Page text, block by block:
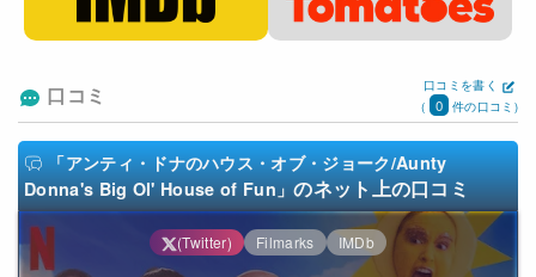
口コミ
口コミを書く
(
0 件の口コミ)
「アンティ・ドナのハウス・オブ・ジョーク/Aunty
Donna's Big Ol' House of Fun」のネット上の口コミ
(Twitter) Filmarks IMDb